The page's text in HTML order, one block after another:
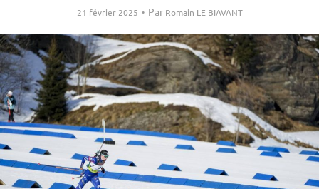
21 février 2025 Par Romain LE BIAVANT